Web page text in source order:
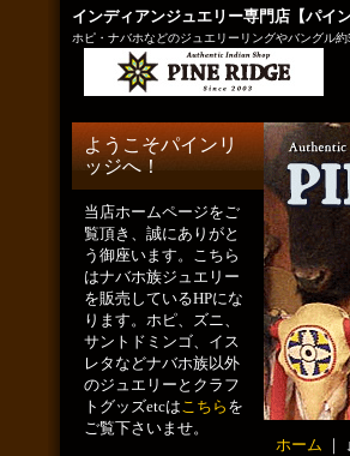
インディアンジュエリー専門店【パイン
ホピ・ナバホなどのジュエリーリングやバングル約
ようこそパインリ
ッジへ！
当店ホームページをご
覧頂き、誠にありがと
う御座います。こちら
はナバホ族ジュエリー
を販売しているHPにな
ります。ホピ、ズニ、
サントドミンゴ、イス
レタなどナバホ族以外
のジュエリーとクラフ
トグッズetcはこちら を
ご覧下さいませ。
ホーム ｜